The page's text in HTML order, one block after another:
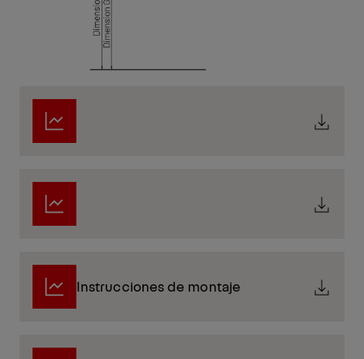
Instrucciones de montaje